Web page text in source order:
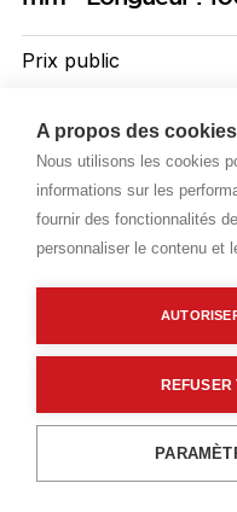
A propos des
Nous utilisons les cookies
informations sur les
fournir des fonctionnalités
personnaliser le contenu et
REFUSER
Prix public
118,34 €TTC/ML
Livraisons &
Livraison standard
Description détaillée